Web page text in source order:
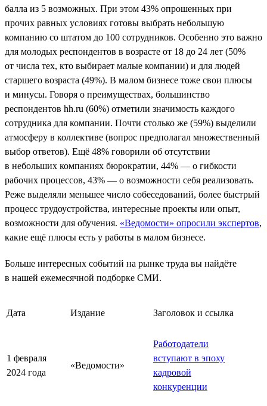
балла из 5 возможных. При этом 43% опрошенных при
прочих равных условиях готовы выбрать небольшую
компанию со штатом до 100 сотрудников. Особенно это важно
для молодых респондентов в возрасте от 18 до 24 лет (50%
от числа тех, кто выбирает малые компании) и для людей
старшего возраста (49%). В малом бизнесе тоже свои плюсы
и минусы. Говоря о преимуществах, большинство
респондентов hh.ru (60%) отметили значимость каждого
сотрудника для компании. Почти столько же (59%) выделили
атмосферу в коллективе (вопрос предполагал множественный
выбор ответов). Ещё 48% говорили об отсутствии
в небольших компаниях бюрократии, 44% — о гибкости
рабочих процессов, 43% — о возможности себя реализовать.
Реже выделяли меньшее число собеседований, более быстрый
процесс трудоустройства, интересные проекты или опыт,
возможности для обучения. «Ведомости» опросили экспертов,
какие ещё плюсы есть у работы в малом бизнесе.
Больше интересных событий на рынке труда вы найдёте
в нашей ежемесячной подборке СМИ.
Дата Издание Заголовок и ссылка
1 февраля
2024 года
«Ведомости»
Работодатели
вступают в эпоху
кадровой
конкуренции